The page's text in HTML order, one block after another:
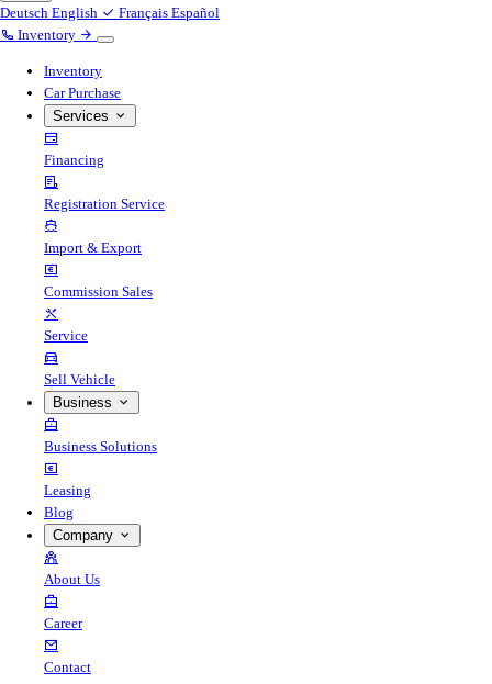
Deutsch English Français Español
Inventory
Inventory
Car Purchase
Services
Financing
Registration Service
Import & Export
Commission Sales
Service
Sell Vehicle
Business
Business Solutions
Leasing
Blog
Company
About Us
Career
Contact